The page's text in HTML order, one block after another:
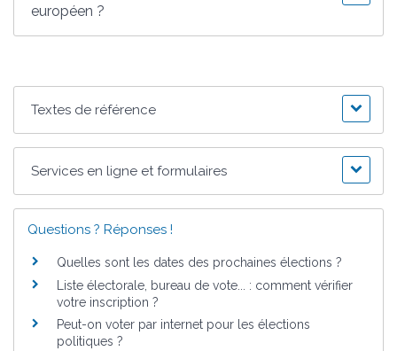
européen ?
Textes de référence
Services en ligne et formulaires
Questions ? Réponses !
Quelles sont les dates des prochaines élections ?
Liste électorale, bureau de vote... : comment vérifier
votre inscription ?
Peut-on voter par internet pour les élections
politiques ?